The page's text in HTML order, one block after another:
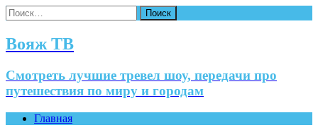
Найти:
Вояж ТВ
Смотреть лучшие тревел шоу, передачи про
путешествия по миру и городам
Главная